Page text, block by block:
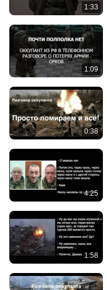
1:33
1:09
0:38
4:25
1:58